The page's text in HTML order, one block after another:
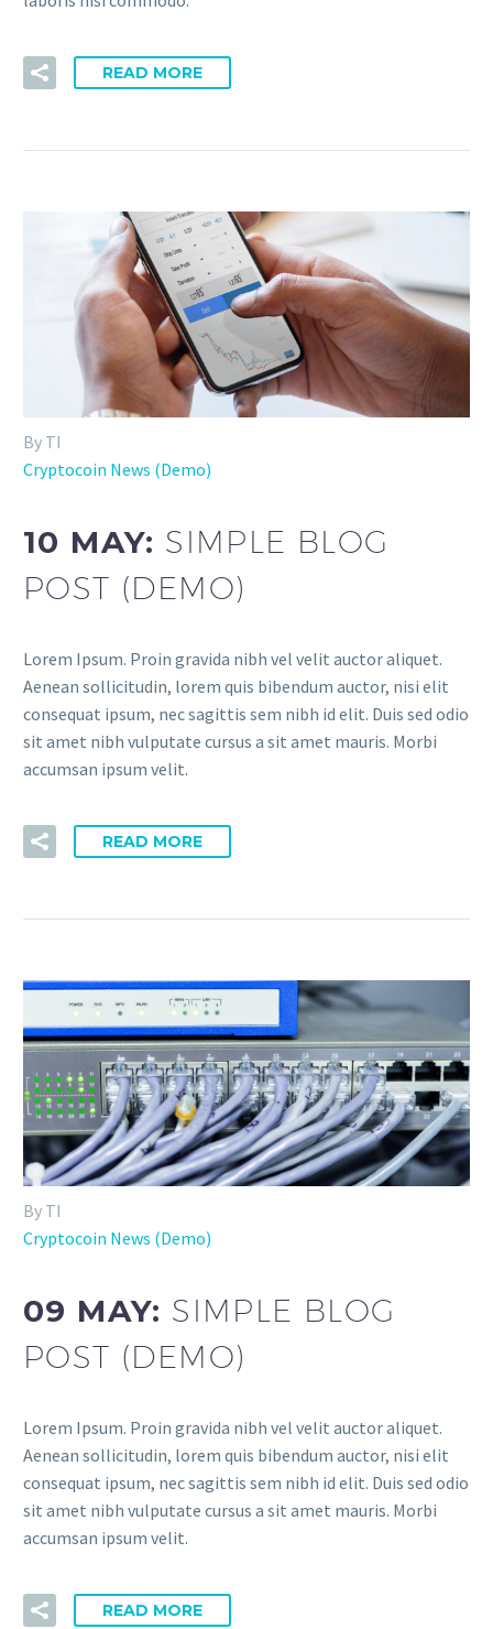
READ MORE
By TI
Cryptocoin News (Demo)
10 MAY: SIMPLE BLOG
POST (DEMO)
Lorem Ipsum. Proin gravida nibh vel velit auctor aliquet.
Aenean sollicitudin, lorem quis bibendum auctor, nisi elit
consequat ipsum, nec sagittis sem nibh id elit. Duis sed odio
sit amet nibh vulputate cursus a sit amet mauris. Morbi
accumsan ipsum velit.
READ MORE
By TI
Cryptocoin News (Demo)
09 MAY: SIMPLE BLOG
POST (DEMO)
Lorem Ipsum. Proin gravida nibh vel velit auctor aliquet.
Aenean sollicitudin, lorem quis bibendum auctor, nisi elit
consequat ipsum, nec sagittis sem nibh id elit. Duis sed odio
sit amet nibh vulputate cursus a sit amet mauris. Morbi
accumsan ipsum velit.
READ MORE